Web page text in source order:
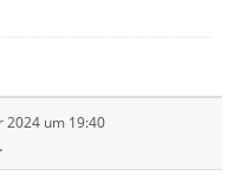
2024 um 19:40